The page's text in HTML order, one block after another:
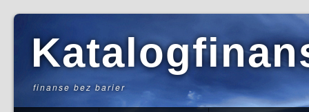
finanse bez barier